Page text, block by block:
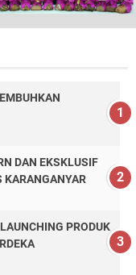
DAN EKSKLUSIF
KARANGANYAR
PRODUK